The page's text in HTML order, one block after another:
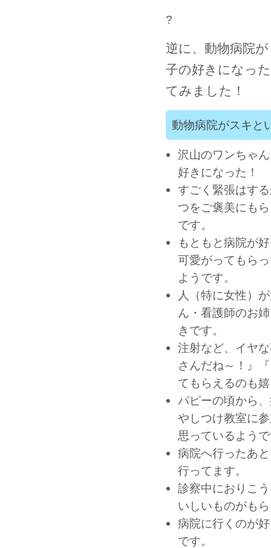
?
逆に、動物病院
子の好きになっ
てみました！
動物病院がスキと
沢山のワンちゃ
好きになった！
すごく緊張はす
つをご褒美にも
です。
もともと病院が
可愛がってもら
ようです。
人（特に女性）
ん・看護師のお
きです。
注射など、イヤ
さんだね～！』
てもらえるのも
パピーの頃から
やしつけ教室に
思っているよう
病院へ行ったあ
行ってます。
診察中におりこ
いしいものがも
病院に行くのが
です。